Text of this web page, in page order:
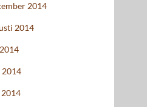
2014
2014
2014
2014